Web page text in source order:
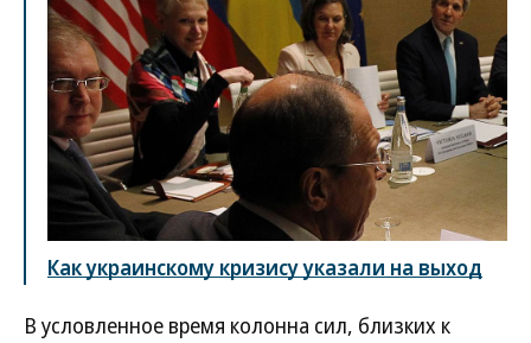
Как украинскому кризису указали на выход
В условленное время колонна сил, близких к